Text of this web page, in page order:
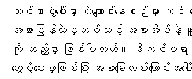
သင်စားပွဲပေါ်မှာ လဲလျောင်းနေစဉ်မှာ က
အစာပြွန်ထဲမှတစ်ဆင့် အစာအိမ်နဲ့ အူ
ကို ထည့်မှာ ဖြစ်ပါတယ်။ ဒီကင်မရာက
တွေပို့ပေးမှာဖြစ်ပြီး အစာခြေလမ်းကြောင်း